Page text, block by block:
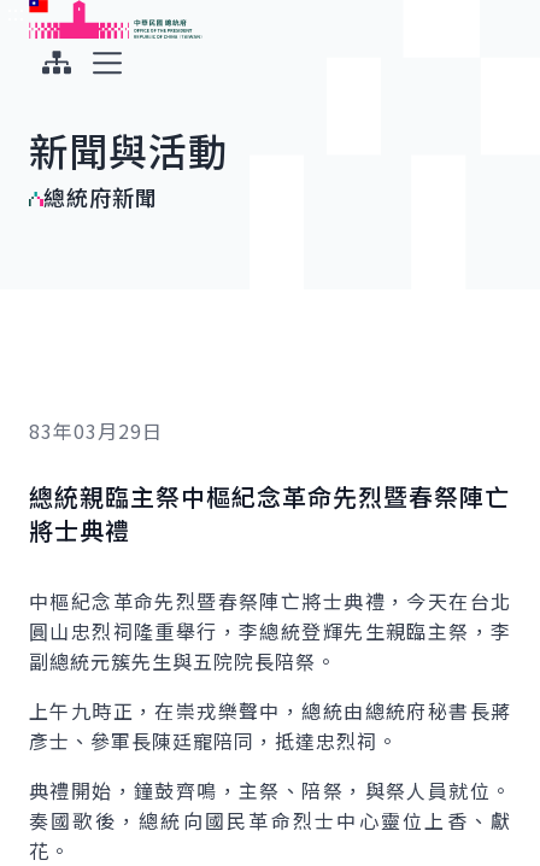
跳到主要內容
中華民國總統府
新聞與活動
總統府新聞
83年03月29日
總統親臨主祭中樞紀念革命先烈暨春祭陣亡
將士典禮
中樞紀念革命先烈暨春祭陣亡將士典禮，今天在台北
圓山忠烈祠隆重舉行，李總統登輝先生親臨主祭，李
副總統元簇先生與五院院長陪祭。
上午九時正，在崇戎樂聲中，總統由總統府秘書長蔣
彥士、參軍長陳廷寵陪同，抵達忠烈祠。
典禮開始，鐘鼓齊鳴，主祭、陪祭，與祭人員就位。
奏國歌後，總統向國民革命烈士中心靈位上香、獻
花。